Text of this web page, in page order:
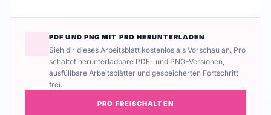
PDF UND PNG MIT PRO HERUNTERLADEN
Sieh dir dieses Arbeitsblatt kostenlos als Vorschau an. Pro
schaltet herunterladbare PDF- und PNG-Versionen,
ausfüllbare Arbeitsblätter und gespeicherten Fortschritt
frei.
PRO FREISCHALTEN